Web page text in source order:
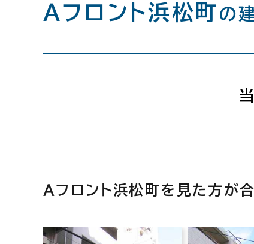
Ａフロント浜松町 の
Ａフロント浜松町を見た方が